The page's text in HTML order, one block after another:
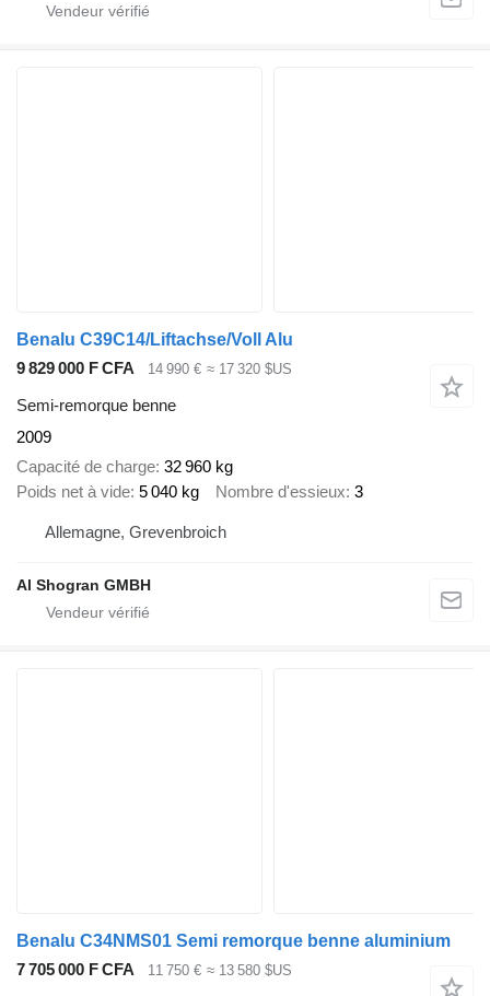
Benalu C39C14/Liftachse/Voll Alu
9 829 000 F CFA
14 990 € ≈ 17 320 $US
Semi-remorque benne
2009
Capacité de charge 32 960 kg
Poids net à vide 5 040 kg Nombre d'essieux 3
Allemagne, Grevenbroich
Al Shogran GMBH
Benalu C34NMS01 Semi remorque benne aluminium
7 705 000 F CFA
11 750 € ≈ 13 580 $US